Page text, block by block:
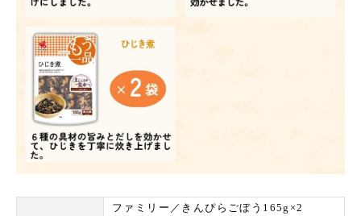
ファミリー／きんぴらごぼう165g×2